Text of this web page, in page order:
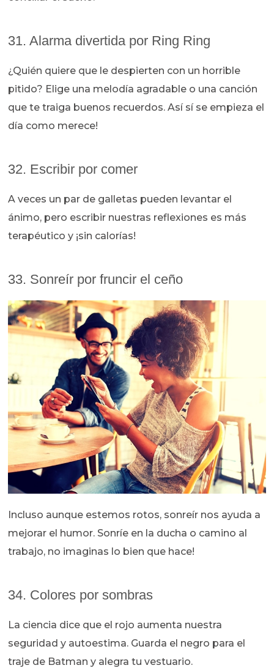
31. Alarma divertida por Ring Ring
¿Quién quiere que le despierten con un horrible
pitido? Elige una melodía agradable o una canción
que te traiga buenos recuerdos. Así sí se empieza el
día como merece!
32. Escribir por comer
A veces un par de galletas pueden levantar el
ánimo, pero escribir nuestras reflexiones es más
terapéutico y ¡sin calorías!
33. Sonreír por fruncir el ceño
Incluso aunque estemos rotos, sonreír nos ayuda a
mejorar el humor. Sonríe en la ducha o camino al
trabajo, no imaginas lo bien que hace!
34. Colores por sombras
La ciencia dice que el rojo aumenta nuestra
seguridad y autoestima. Guarda el negro para el
traje de Batman y alegra tu vestuario.